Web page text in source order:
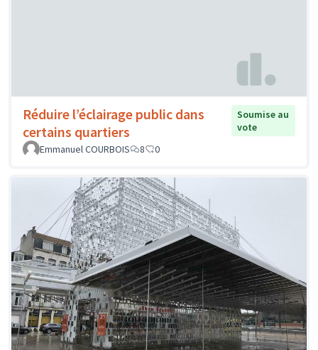
Réduire l’éclairage public dans
certains quartiers
Soumise au
vote
Emmanuel COURBOIS
8 0